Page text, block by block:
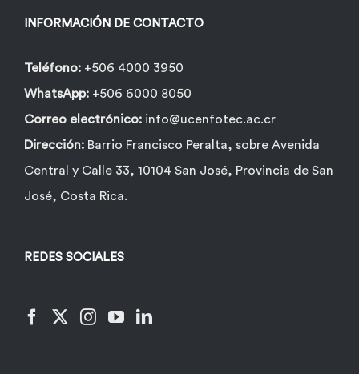
de
INFORMACIÓN DE CONTACTO
Teléfono: +506 4000 3950
WhatsApp: +506 6000 8050
Correo electrónico: info@ucenfotec.ac.cr
Dirección: Barrio Francisco Peralta, sobre Avenida
Central y Calle 33, 10104 San José, Provincia de San
José, Costa Rica.
REDES SOCIALES